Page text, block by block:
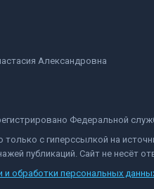
Александровна
Федеральной
с гиперссылкой на
публикаций. Сайт не несёт
и обработки персональных